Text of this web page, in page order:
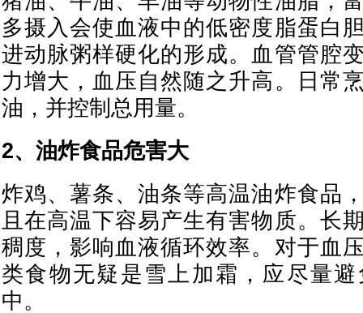
多摄入会使血液中的低密度脂蛋白
进动脉粥样硬化的形成。血管管腔
力增大，血压自然随之升高。日常
油，并控制总用量。
2、油炸食品危害大
炸鸡、薯条、油条等高温油炸食品
且在高温下容易产生有害物质。长
稠度，影响血液循环效率。对于血
类食物无疑是雪上加霜，应尽量
中。